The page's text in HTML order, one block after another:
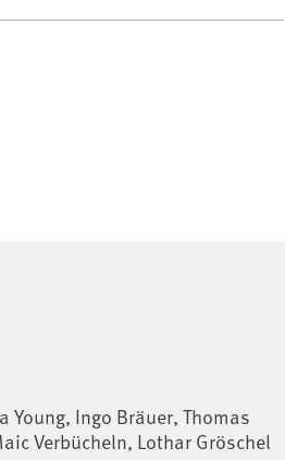
Ingo Bräuer, Thomas
Verbücheln, Lothar Gröschel